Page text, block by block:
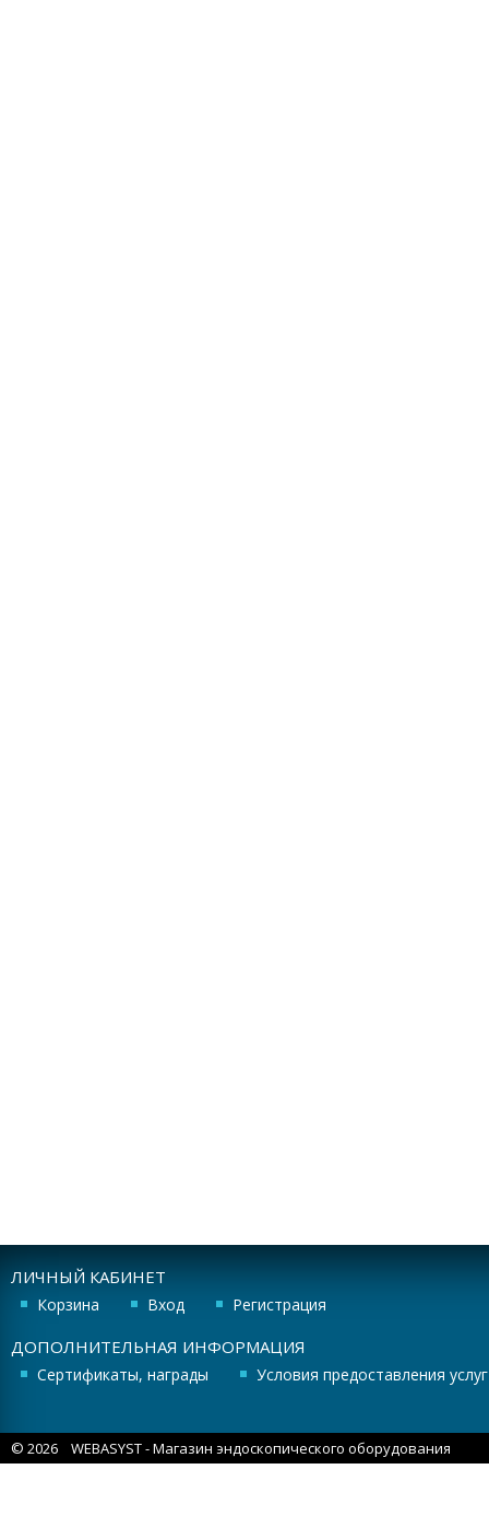
ЛИЧНЫЙ КАБИНЕТ
Корзина Вход Регистрация
ДОПОЛНИТЕЛЬНАЯ ИНФОРМАЦИЯ
Сертификаты, награды Условия предоставления услуг
© 2026 WEBASYST- Магазин эндоскопического оборудования